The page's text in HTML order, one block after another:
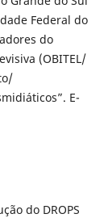
Federal do
do
(OBITEL/
E-
do DROPS